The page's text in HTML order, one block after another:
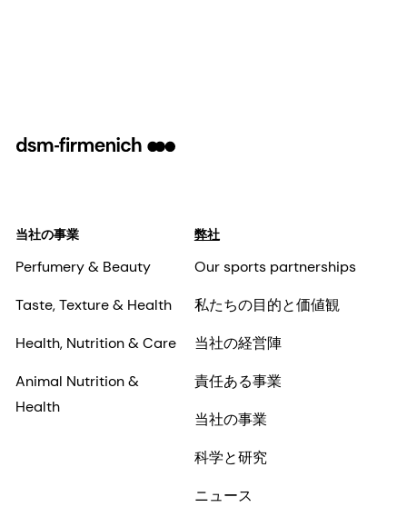
当社の事業
Perfumery & Beauty
Taste, Texture & Health
Health, Nutrition & Care
Animal Nutrition &
Health
弊社
Our sports partnerships
私たちの目的と価値観
当社の経営陣
責任ある事業
当社の事業
科学と研究
ニュース